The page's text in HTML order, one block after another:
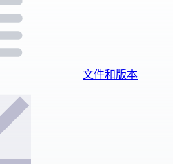
文件和版本